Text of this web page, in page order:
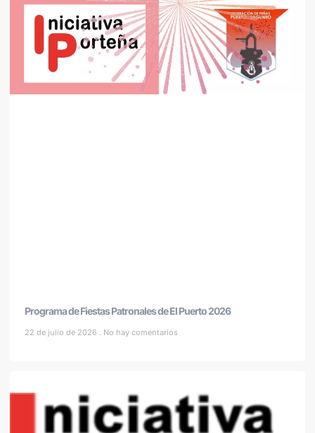
Programa de Fiestas Patronales de El Puerto 2026
22 de julio de 2026 No hay comentarios